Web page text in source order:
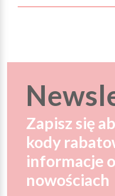
Zapisz się
kody
informacje
nowościach